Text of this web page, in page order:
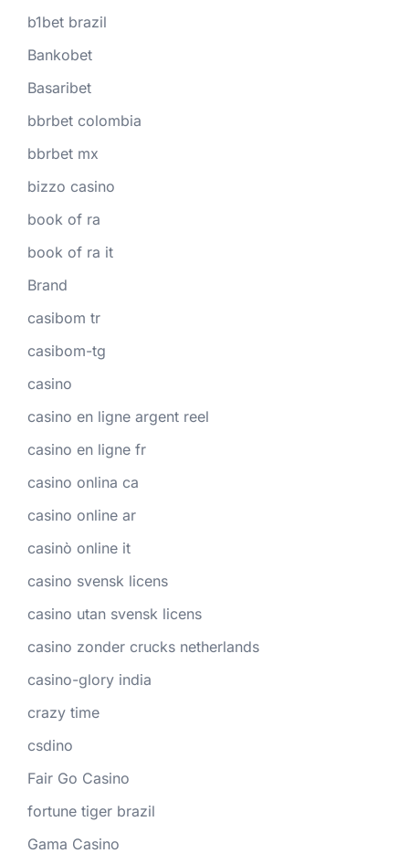
b1bet brazil
Bankobet
Basaribet
bbrbet colombia
bbrbet mx
bizzo casino
book of ra
book of ra it
Brand
casibom tr
casibom-tg
casino
casino en ligne argent reel
casino en ligne fr
casino onlina ca
casino online ar
casinò online it
casino svensk licens
casino utan svensk licens
casino zonder crucks netherlands
casino-glory india
crazy time
csdino
Fair Go Casino
fortune tiger brazil
Gama Casino